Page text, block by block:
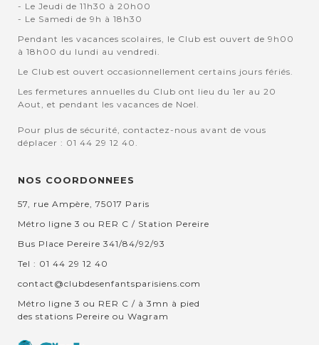
- Le Jeudi de 11h30 à 20h00
- Le Samedi de 9h à 18h30
Pendant les vacances scolaires, le Club est ouvert de 9h00
à 18h00 du lundi au vendredi.
Le Club est ouvert occasionnellement certains jours fériés.
Les fermetures annuelles du Club ont lieu du 1er au 20
Aout, et pendant les vacances de Noel.
Pour plus de sécurité, contactez-nous avant de vous
déplacer : 01 44 29 12 40.
NOS COORDONNEES
57, rue Ampère, 75017 Paris
Métro ligne 3 ou RER C / Station Pereire
Bus Place Pereire 341/84/92/93
Tel : 01 44 29 12 40
contact@clubdesenfantsparisiens.com
Métro ligne 3 ou RER C / à 3mn à pied
des stations Pereire ou Wagram